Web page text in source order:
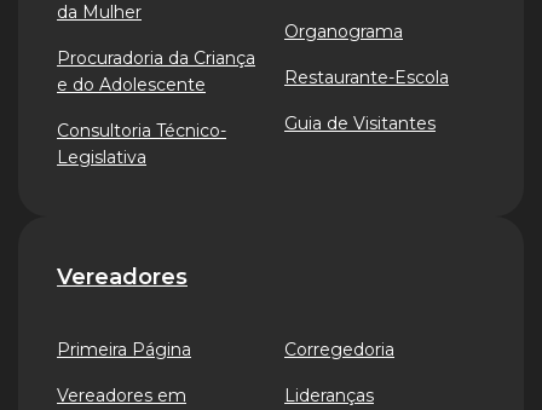
da Mulher
Procuradoria da Criança
e do Adolescente
Consultoria Técnico-
Legislativa
Organograma
Restaurante-Escola
Guia de Visitantes
Vereadores
Primeira Página
Vereadores em
Corregedoria
Lideranças